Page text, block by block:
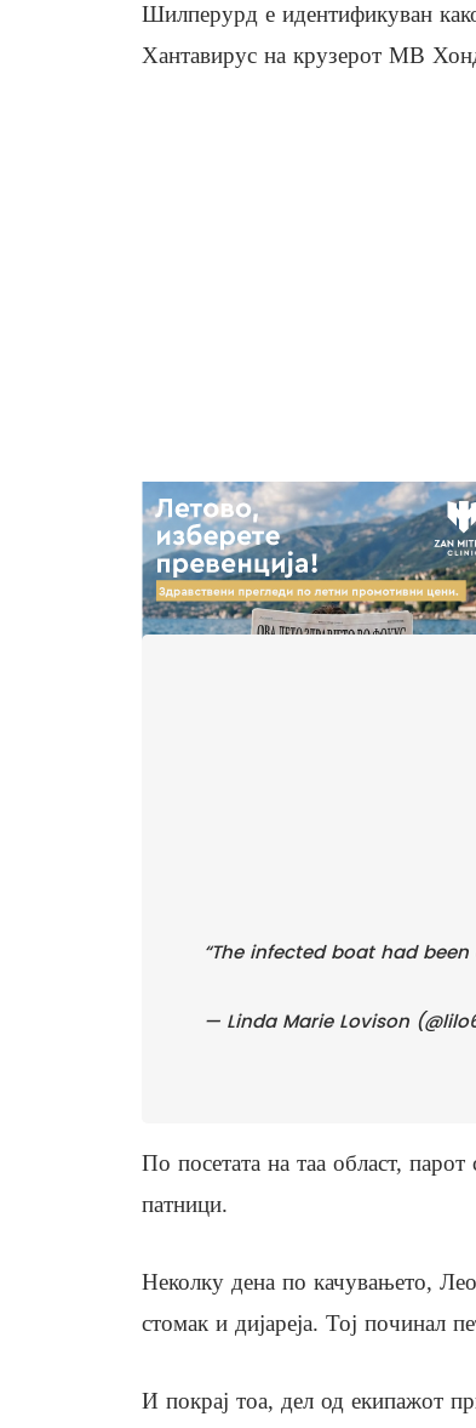
Шилперурд е идентификуван
Хантавирус на крузерот МВ
“The infected boat had
— Linda Marie Lovison
По посетата на таа област,
патници.
Неколку дена по качувањето,
стомак и дијареја. Тој починал
И покрај тоа, дел од екипажот